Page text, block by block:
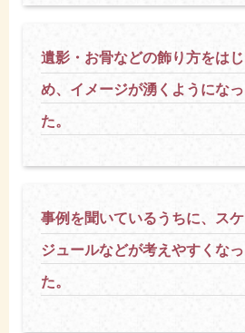
遺影・お骨などの飾り方をはじ
め、イメージが湧くようになっ
た。
事例を聞いているうちに、スケ
ジュールなどが考えやすくなっ
た。